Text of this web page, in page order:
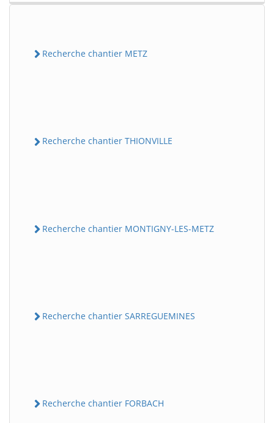
Recherche chantier METZ
Recherche chantier THIONVILLE
Recherche chantier MONTIGNY-LES-METZ
Recherche chantier SARREGUEMINES
Recherche chantier FORBACH